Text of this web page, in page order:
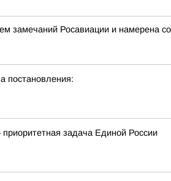
замечаний Росавиации и намерена
постановления:
задача Единой России